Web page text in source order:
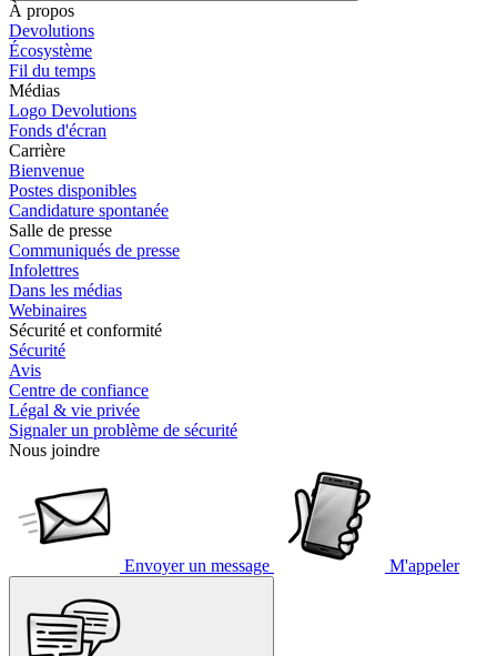
À propos
Devolutions
Écosystème
Fil du temps
Médias
Logo Devolutions
Fonds d'écran
Carrière
Bienvenue
Postes disponibles
Candidature spontanée
Salle de presse
Communiqués de presse
Infolettres
Dans les médias
Webinaires
Sécurité et conformité
Sécurité
Avis
Centre de confiance
Légal & vie privée
Signaler un problème de sécurité
Nous joindre
Envoyer un message M'appeler